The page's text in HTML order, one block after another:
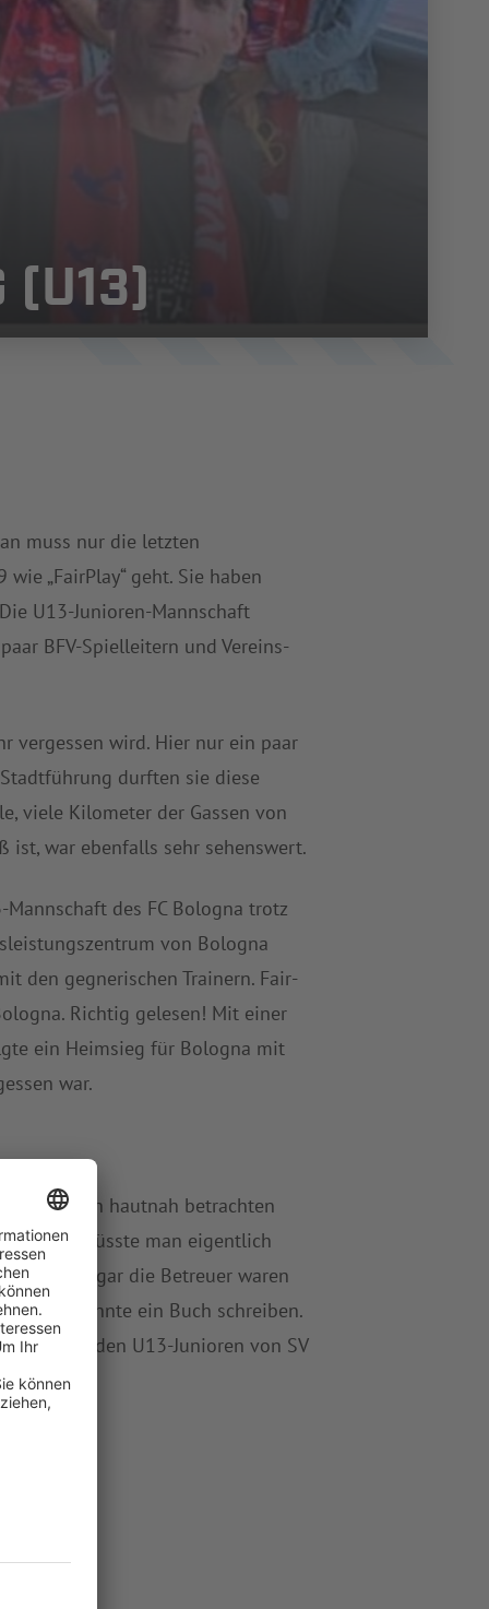
(U13)
muss nur die letzten
„FairPlay“ geht. Sie haben
U13-Junioren-Mannschaft
BFV-Spielleitern und Vereins-
vergessen wird. Hier nur ein paar
durften sie diese
viele Kilometer der Gassen von
ist, war ebenfalls sehr sehenswert.
des FC Bologna trotz
von Bologna
den gegnerischen Trainern. Fair-
Richtig gelesen! Mit einer
ein Heimsieg für Bologna mit
war.
sozusagen hautnah betrachten
war, müsste man eigentlich
sogar die Betreuer waren
man könnte ein Buch schreiben.
von den U13-Junioren von SV